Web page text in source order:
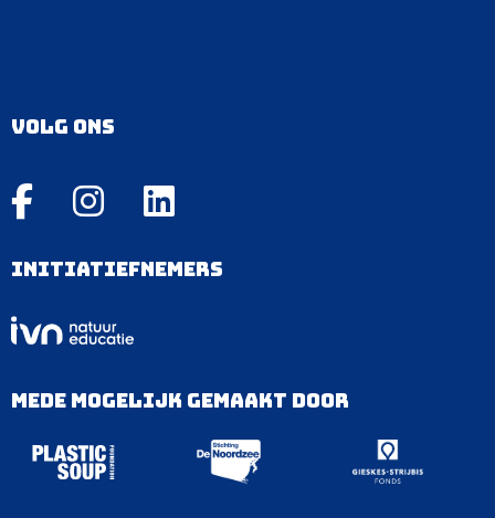
Volg ons
Initiatiefnemers
Mede mogelijk gemaakt door